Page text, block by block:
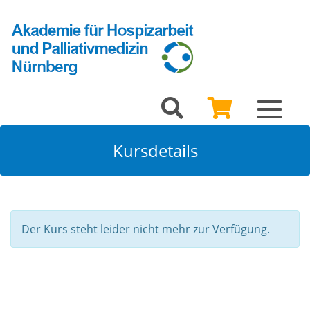
Toggle
Kursdetails
Der Kurs steht leider nicht mehr zur Verfügung.